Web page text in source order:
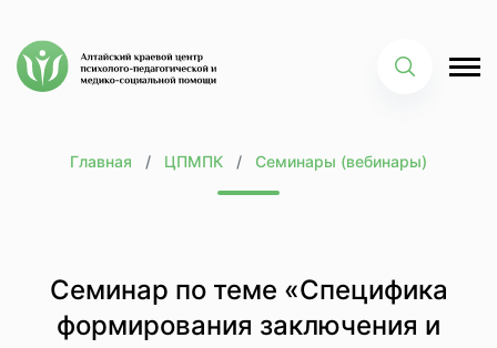
Главная ЦПМПК Семинары (вебинары)
Семинар по теме «Специфика
формирования заключения и